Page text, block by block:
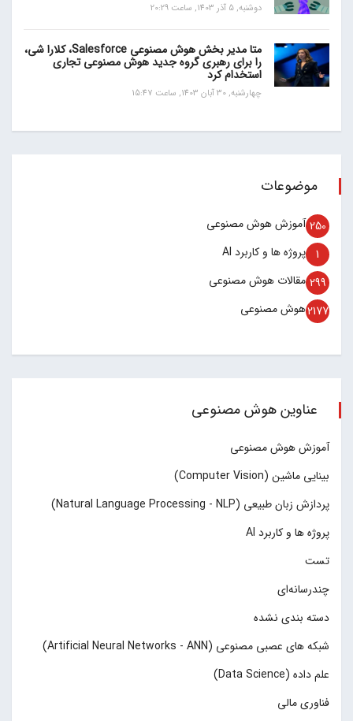
دوشنبه, 5 آذر 1403, ساعت 20:29
متا مدیر بخش هوش مصنوعی Salesforce، کلارا شی،
را برای رهبری گروه جدید هوش مصنوعی تجاری
استخدام کرد
چهارشنبه, 30 آبان 1403, ساعت 15:47
موضوعات
آموزش هوش مصنوعی 250
پروژه ها و کاربرد AI 1
مقالات هوش مصنوعی 299
هوش مصنوعی2177
عناوین هوش مصنوعی
آموزش هوش مصنوعی
بینایی ماشین (Computer Vision)
پردازش زبان طبیعی (Natural Language Processing - NLP)
پروژه ها و کاربرد AI
تست
چند‌‌رسانه‌ای
دسته بندی نشده
شبکه های عصبی مصنوعی (Artificial Neural Networks - ANN)
علم داده (Data Science)
فناوری مالی